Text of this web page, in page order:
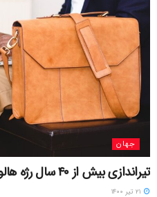
جهان
تیراندازی بیش از ۴۰ سال رژه هالووین نیویورک